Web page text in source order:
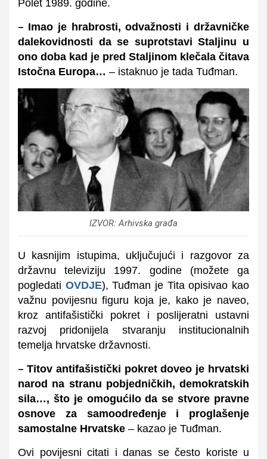
Polet 1989. godine.
– Imao je hrabrosti, odvažnosti i državničke
dalekovidnosti da se suprotstavi Staljinu u
ono doba kad je pred Staljinom klečala čitava
Istočna Europa… – istaknuo je tada Tuđman.
IZVOR: Arhivska građa
U kasnijim istupima, uključujući i razgovor za
državnu televiziju 1997. godine (možete ga
pogledati OVDJE), Tuđman je Tita opisivao kao
važnu povijesnu figuru koja je, kako je naveo,
kroz antifašistički pokret i poslijeratni ustavni
razvoj pridonijela stvaranju institucionalnih
temelja hrvatske državnosti.
– Titov antifašistički pokret doveo je hrvatski
narod na stranu pobjedničkih, demokratskih
sila…, što je omogućilo da se stvore pravne
osnove za samoodređenje i proglašenje
samostalne Hrvatske – kazao je Tuđman.
Ovi povijesni citati i danas se često koriste u